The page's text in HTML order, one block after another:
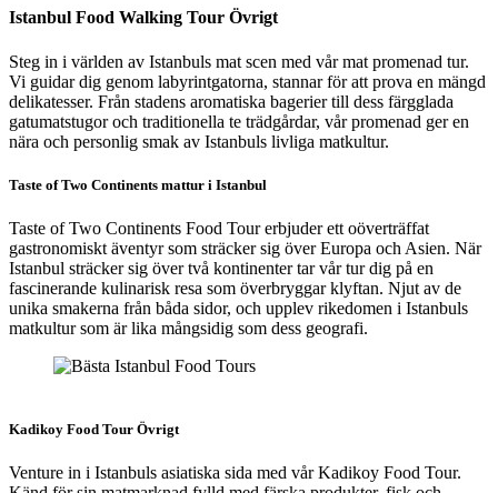
Istanbul Food Walking Tour Övrigt
Steg in i världen av Istanbuls mat scen med vår mat promenad tur.
Vi guidar dig genom labyrintgatorna, stannar för att prova en mängd
delikatesser. Från stadens aromatiska bagerier till dess färgglada
gatumatstugor och traditionella te trädgårdar, vår promenad ger en
nära och personlig smak av Istanbuls livliga matkultur.
Taste of Two Continents mattur i Istanbul
Taste of Two Continents Food Tour erbjuder ett oöverträffat
gastronomiskt äventyr som sträcker sig över Europa och Asien. När
Istanbul sträcker sig över två kontinenter tar vår tur dig på en
fascinerande kulinarisk resa som överbryggar klyftan. Njut av de
unika smakerna från båda sidor, och upplev rikedomen i Istanbuls
matkultur som är lika mångsidig som dess geografi.
Kadikoy Food Tour Övrigt
Venture in i Istanbuls asiatiska sida med vår Kadikoy Food Tour.